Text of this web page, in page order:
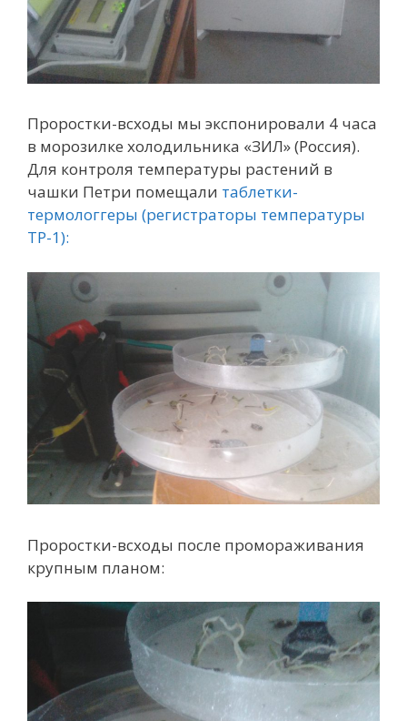
Проростки-всходы мы экспонировали 4 часа
в морозилке холодильника «ЗИЛ» (Россия).
Для контроля температуры растений в
чашки Петри помещали таблетки-
термологгеры (регистраторы температуры
ТР-1):
Проростки-всходы после промораживания
крупным планом: